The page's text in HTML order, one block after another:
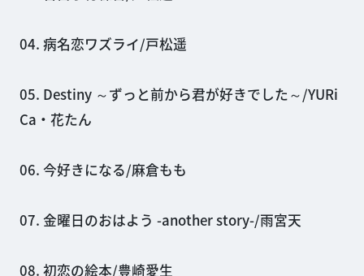
04. 病名恋ワズライ/戸松遥
05. Destiny ～ずっと前から君が好きでした～/YURi
Ca・花たん
06. 今好きになる/麻倉もも
07. 金曜日のおはよう -another story-/雨宮天
08. 初恋の絵本/豊崎愛生